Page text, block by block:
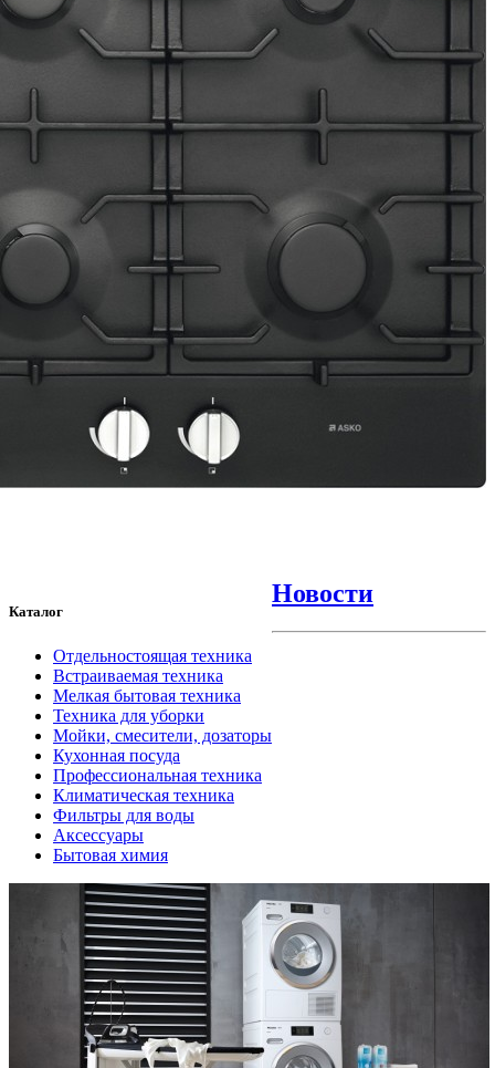
Каталог
Отдельностоящая техника
Встраиваемая техника
Мелкая бытовая техника
Техника для уборки
Мойки, смесители, дозаторы
Кухонная посуда
Профессиональная техника
Климатическая техника
Фильтры для воды
Аксессуары
Бытовая химия
Новости